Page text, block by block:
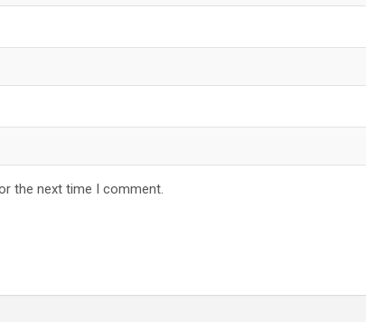
the next time I comment.